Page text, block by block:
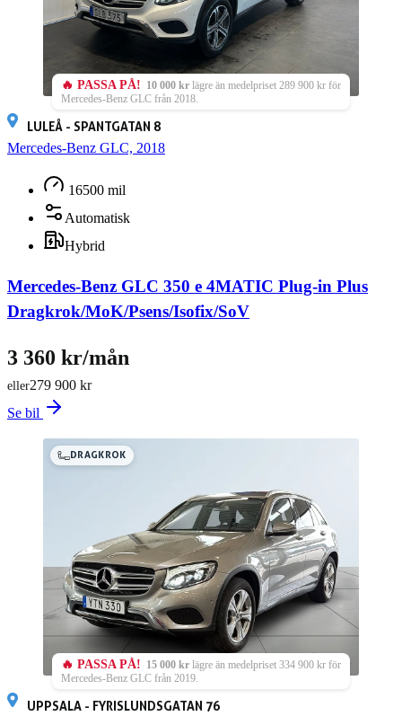
🔥 PASSA PÅ! 10 000 kr lägre än medelpriset 289 900 kr för
Mercedes-Benz GLC från 2018.
LULEÅ - SPANTGATAN 8
Mercedes-Benz GLC, 2018
16500 mil
Automatisk
Hybrid
Mercedes-Benz GLC 350 e 4MATIC Plug-in Plus
Dragkrok/MoK/Psens/Isofix/SoV
279 900 kr
eller
3 360 kr/mån
Se bil
DRAGKROK
🔥 PASSA PÅ! 15 000 kr lägre än medelpriset 334 900 kr för
Mercedes-Benz GLC från 2019.
UPPSALA - FYRISLUNDSGATAN 76